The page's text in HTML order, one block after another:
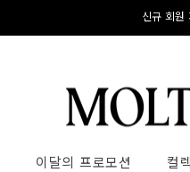
신규 회원
이달의 프로모션 컬